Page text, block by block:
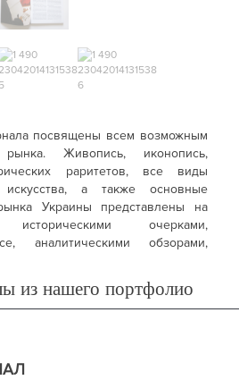
посвящены всем возможным
рынка. Живопись, иконопись,
раритетов, все виды
искусства, а также основные
Украины представлены на
очерками,
аналитическими обзорами,
из нашего портфолио